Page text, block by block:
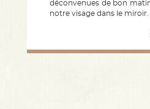
déconvenues de bon
notre visage dans le miroir.